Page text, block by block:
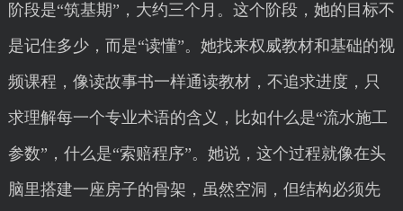
阶段是“筑基期”，大约三个月。这个阶段，她的目标不
是记住多少，而是“读懂”。她找来权威教材和基础的视
频课程，像读故事书一样通读教材，不追求进度，只
求理解每一个专业术语的含义，比如什么是“流水施工
参数”，什么是“索赔程序”。她说，这个过程就像在头
脑里搭建一座房子的骨架，虽然空洞，但结构必须先